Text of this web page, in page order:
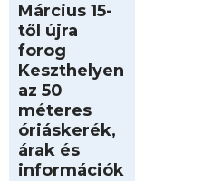
Március 15-
től újra
forog
Keszthelyen
az 50
méteres
óriáskerék,
árak és
információk